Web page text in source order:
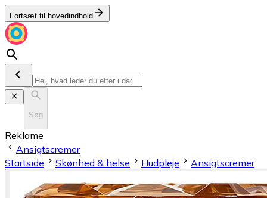
Fortsæt til hovedindhold
Søg
Reklame
Ansigtscremer
Startside
Skønhed & helse Hudpleje Ansigtscremer